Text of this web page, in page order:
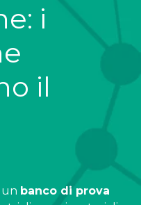
i
il
banco di prova